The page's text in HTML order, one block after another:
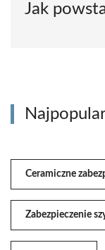
Jak
Ceramiczne
Zabezpieczenie